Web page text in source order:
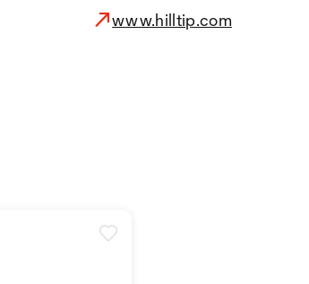
www.hilltip.com